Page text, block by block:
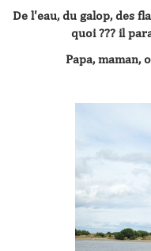
De l'eau, du galop, des
quoi ??? il
Papa, maman,